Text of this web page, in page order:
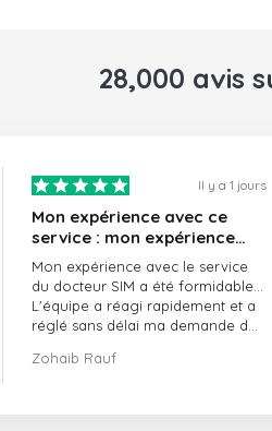
28,000 avis
Il y a 1 jours
Mon expérience avec ce
service : mon expérience
avec le service de
doctorSIM a été formidable.
Mon expérience avec le service
du docteur SIM a été formidable…
L'équipe a réagi rapidement et a
réglé sans délai ma demande de
Dans l'ensemble, j'ai vraiment
Zohaib Rauf